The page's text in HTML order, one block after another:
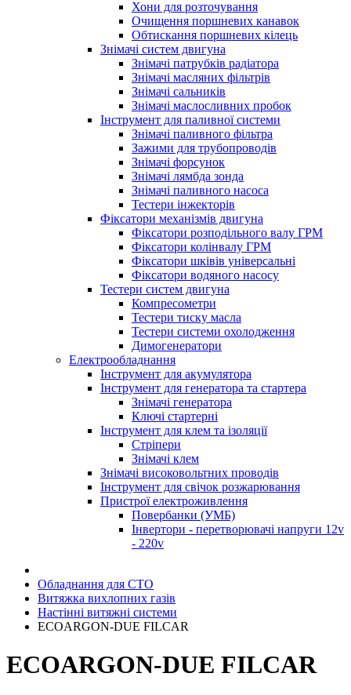
Хони для розточування
Очищення поршневих канавок
Обтискання поршневих кілець
Знімачі систем двигуна
Знімачі патрубків радіатора
Знімачі масляних фільтрів
Знімачі сальників
Знімачі маслосливних пробок
Інструмент для паливної системи
Знімачі паливного фільтра
Зажими для трубопроводів
Знімачі форсунок
Знімачі лямбда зонда
Знімачі паливного насоса
Тестери інжекторів
Фіксатори механізмів двигуна
Фіксатори розподільного валу ГРМ
Фіксатори колінвалу ГРМ
Фіксатори шківів універсальні
Фіксатори водяного насосу
Тестери систем двигуна
Компресометри
Тестери тиску масла
Тестери системи охолодження
Димогенератори
Електрообладнання
Інструмент для акумулятора
Інструмент для генератора та стартера
Знімачі генератора
Ключі стартерні
Інструмент для клем та ізоляції
Стріпери
Знімачі клем
Знімачі високовольтних проводів
Інструмент для свічок розжарювання
Пристрої електроживлення
Повербанки (УМБ)
Інвертори - перетворювачі напруги 12v
- 220v
Обладнання для СТО
Витяжка вихлопних газів
Настінні витяжні системи
ECOARGON-DUE FILCAR
ECOARGON-DUE FILCAR